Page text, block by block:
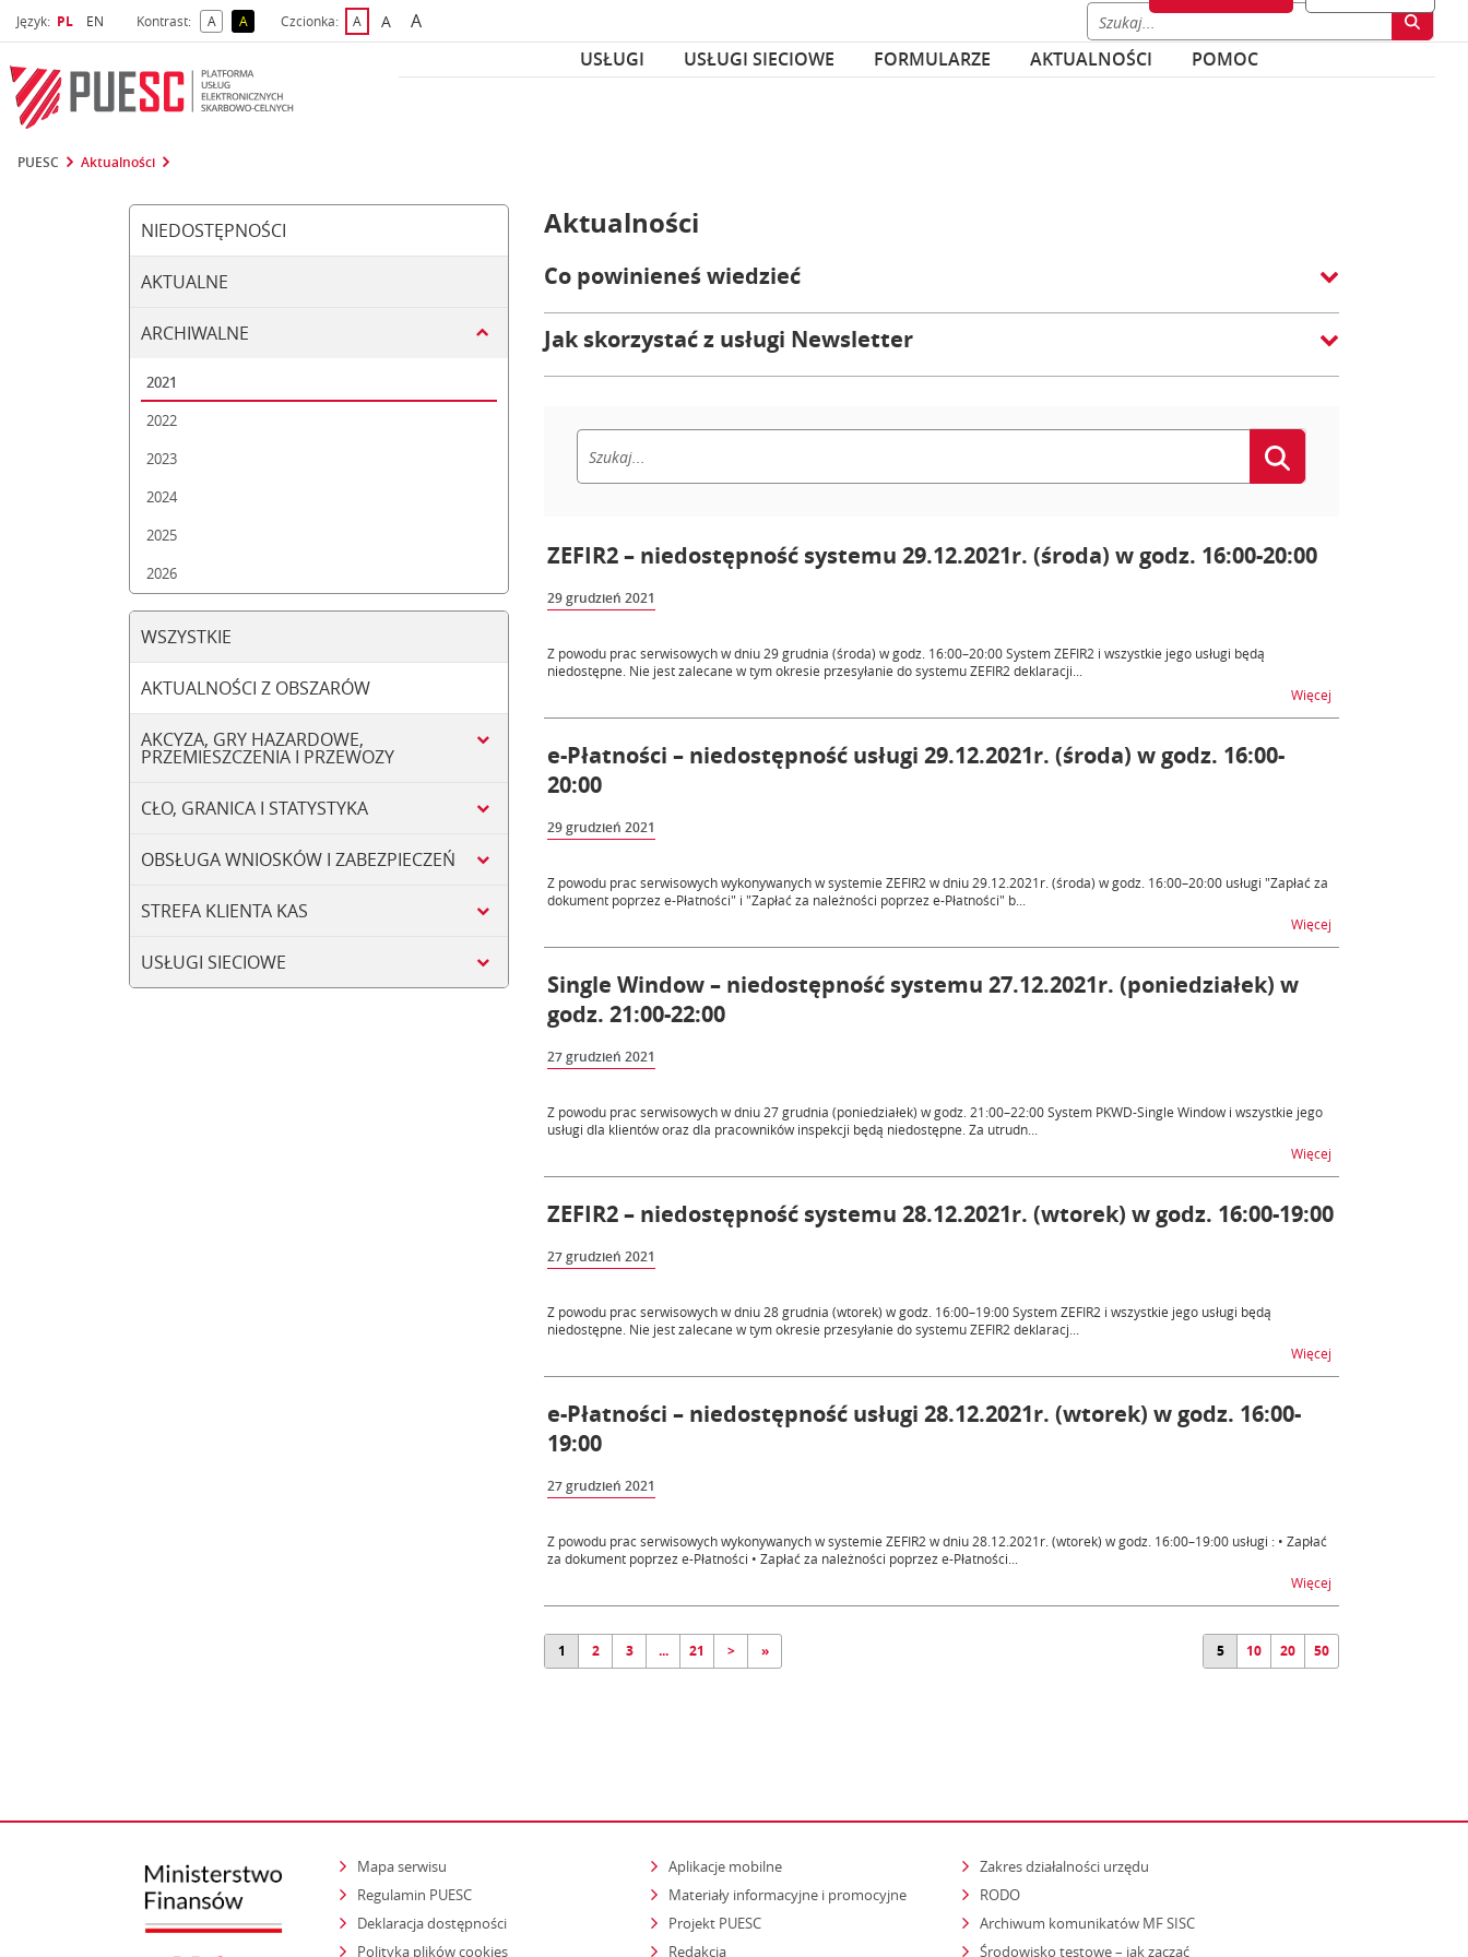
Język: Wybrany język
PL Wybierz język
EN Kontrast: Akontrast domyślny
Akontrast żółty tekst na czarnym tle
Czcionka: Adomyślna czcionka
Awiększa czcionka
Anajwiększa czcionka
USŁUGI
USŁUGI SIECIOWE FORMULARZE AKTUALNOŚCI POMOC
PUESC Aktualności
NIEDOSTĘPNOŚCI
AKTUALNE
ARCHIWALNE
2021
2022
2023
2024
2025
2026
WSZYSTKIE
AKTUALNOŚCI Z OBSZARÓW
AKCYZA, GRY HAZARDOWE,
PRZEMIESZCZENIA I PRZEWOZY
CŁO, GRANICA I STATYSTYKA
OBSŁUGA WNIOSKÓW I ZABEZPIECZEŃ
STREFA KLIENTA KAS
USŁUGI SIECIOWE
Aktualności
Co powinieneś wiedzieć
Jak skorzystać z usługi Newsletter
ZEFIR2 – niedostępność systemu 29.12.2021r. (środa) w godz. 16:00-20:00
29 grudzień 2021
Z powodu prac serwisowych w dniu 29 grudnia (środa) w godz. 16:00–20:00 System ZEFIR2 i wszystkie jego usługi będą
niedostępne. Nie jest zalecane w tym okresie przesyłanie do systemu ZEFIR2 deklaracji...
Więcej
e-Płatności – niedostępność usługi 29.12.2021r. (środa) w godz. 16:00-
20:00
29 grudzień 2021
Z powodu prac serwisowych wykonywanych w systemie ZEFIR2 w dniu 29.12.2021r. (środa) w godz. 16:00–20:00 usługi "Zapłać za
dokument poprzez e-Płatności" i "Zapłać za należności poprzez e-Płatności" b...
Więcej
Single Window – niedostępność systemu 27.12.2021r. (poniedziałek) w
godz. 21:00-22:00
27 grudzień 2021
Z powodu prac serwisowych w dniu 27 grudnia (poniedziałek) w godz. 21:00–22:00 System PKWD-Single Window i wszystkie jego
usługi dla klientów oraz dla pracowników inspekcji będą niedostępne. Za utrudn...
Więcej
ZEFIR2 – niedostępność systemu 28.12.2021r. (wtorek) w godz. 16:00-19:00
27 grudzień 2021
Z powodu prac serwisowych w dniu 28 grudnia (wtorek) w godz. 16:00–19:00 System ZEFIR2 i wszystkie jego usługi będą
niedostępne. Nie jest zalecane w tym okresie przesyłanie do systemu ZEFIR2 deklaracj...
Więcej
e-Płatności – niedostępność usługi 28.12.2021r. (wtorek) w godz. 16:00-
19:00
27 grudzień 2021
Z powodu prac serwisowych wykonywanych w systemie ZEFIR2 w dniu 28.12.2021r. (wtorek) w godz. 16:00–19:00 usługi : • Zapłać
za dokument poprzez e-Płatności • Zapłać za należności poprzez e-Płatności...
Więcej
1 2 3 ... 21 > » 5 10 20 50
Mapa serwisu
Regulamin PUESC
Deklaracja dostępności
Polityka plików cookies
Aplikacje mobilne
Materiały informacyjne i promocyjne
Projekt PUESC
Redakcja
Zakres działalności urzędu
RODO
Archiwum komunikatów MF SISC
Środowisko testowe – jak zacząćstrona otwiera się w nowym oknie